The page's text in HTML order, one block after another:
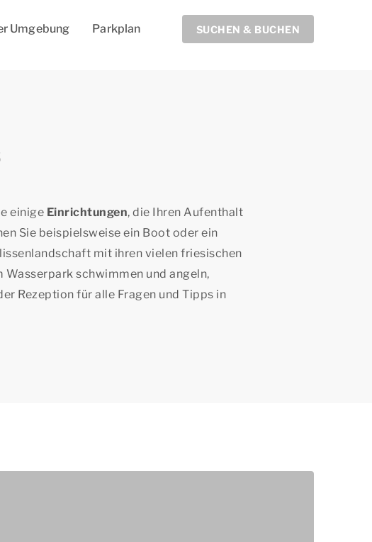
Um­geb­ung Parkplan SUCHEN & BUCHEN
einige Einrichtungen, die Ihren Aufenthalt
Sie beispielsweise ein Boot oder ein
mit ihren vielen friesischen
Wasserpark schwimmen und angeln,
Rezeption für alle Fragen und Tipps in